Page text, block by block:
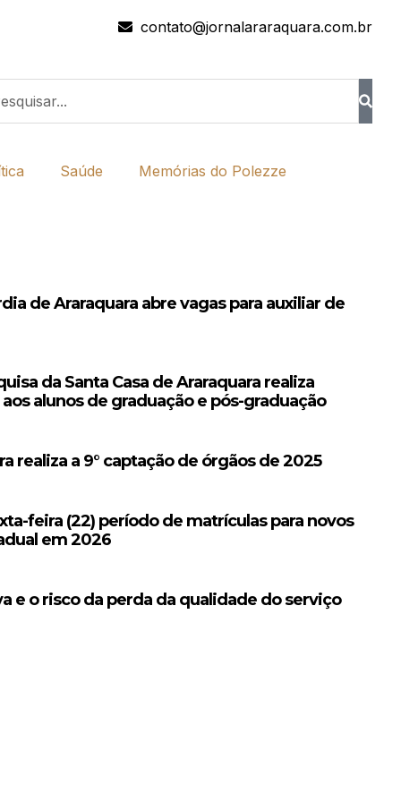
contato@jornalararaquara.com.br
Saúde Memórias do Polezze
de Araraquara abre vagas para auxiliar de
da Santa Casa de Araraquara realiza
alunos de graduação e pós-graduação
realiza a 9° captação de órgãos de 2025
feira (22) período de matrículas para novos
em 2026
e o risco da perda da qualidade do serviço